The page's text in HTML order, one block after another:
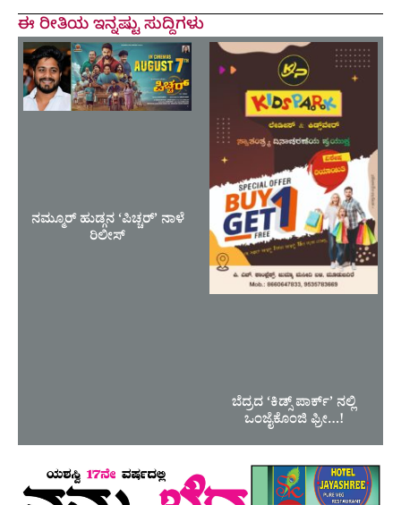
ಈ ರೀತಿಯ ಇನ್ನಷ್ಟು ಸುದ್ದಿಗಳು
ನಮ್ಮೂರ್ ಹುಡ್ಗನ ‘ಪಿಚ್ಚರ್’ ನಾಳೆ
ರಿಲೀಸ್
ಬೆದ್ರದ ‘ಕಿಡ್ಸ್ ಪಾರ್ಕ್’ ನಲ್ಲಿ
ಒಂಜೈಕೊಂಜಿ ಫ್ರೀ…!